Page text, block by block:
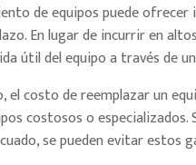
de equipos puede
En lugar de incurrir en
útil del equipo a través de
el costo de reemplazar un
costosos o
se pueden evitar estos